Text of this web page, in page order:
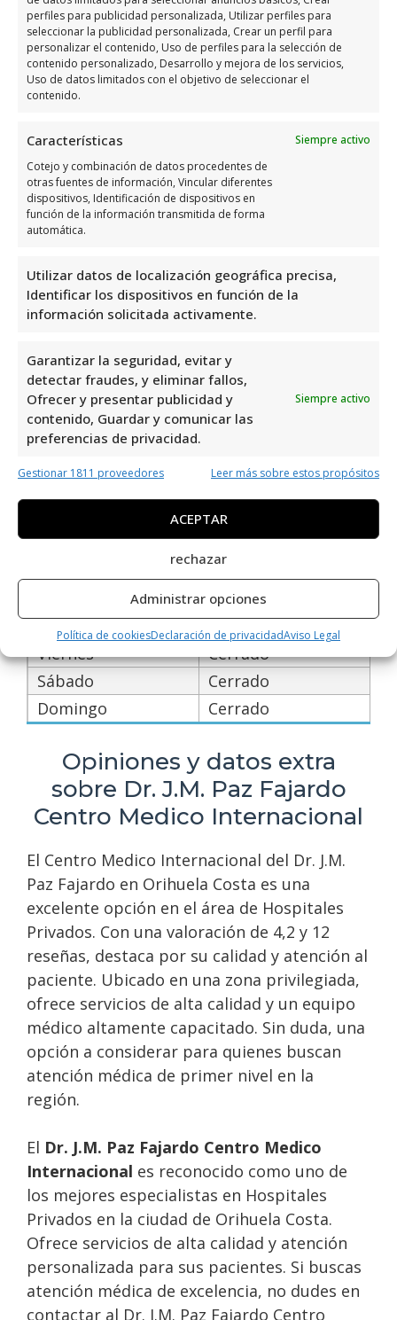
perfiles para publicidad personalizada, Utilizar perfiles para
seleccionar la publicidad personalizada, Crear un perfil para
personalizar el contenido, Uso de perfiles para la selección de
contenido personalizado, Desarrollo y mejora de los servicios,
Uso de datos limitados con el objetivo de seleccionar el
contenido.
Características
Siempre activo
Cotejo y combinación de datos procedentes de
otras fuentes de información, Vincular diferentes
dispositivos, Identificación de dispositivos en
función de la información transmitida de forma
automática.
Utilizar datos de localización geográfica precisa,
Identificar los dispositivos en función de la
información solicitada activamente.
Garantizar la seguridad, evitar y
detectar fraudes, y eliminar fallos,
Ofrecer y presentar publicidad y
contenido, Guardar y comunicar las
preferencias de privacidad.
Siempre activo
Gestionar 1811 proveedores Leer más sobre estos propósitos
ACEPTAR
rechazar
Administrar opciones
Política de cookiesDeclaración de privacidadAviso Legal
Internacionalse encuentra ubicado en
Urbanización Rocio del Mar, Villas Don
Quijote, s/n, 03185 Orihuela, Alicante,
Alicante, España, utiliza el siguiente
habilitar este contenido
Horario de atención de Dr. J.M.
Paz Fajardo Centro Medico
Internacional
Días Horario
Lunes
16:00 a 17:30
16:00 a 17:30
16:00 a 17:30
Jueves
16:00 a 17:30
Viernes
Cerrado
Sábado
Cerrado
Domingo
Cerrado
Opiniones y datos extra
sobre Dr. J.M. Paz Fajardo
Centro Medico Internacional
El Centro Medico Internacional del Dr. J.M.
Paz Fajardo en Orihuela Costa es una
excelente opción en el área de Hospitales
Privados. Con una valoración de 4,2 y 12
reseñas, destaca por su calidad y atención al
paciente. Ubicado en una zona privilegiada,
ofrece servicios de alta calidad y un equipo
médico altamente capacitado. Sin duda, una
opción a considerar para quienes buscan
atención médica de primer nivel en la
región.
El Dr. J.M. Paz Fajardo Centro Medico
Internacional es reconocido como uno de
los mejores especialistas en Hospitales
Privados en la ciudad de Orihuela Costa.
Ofrece servicios de alta calidad y atención
personalizada para sus pacientes. Si buscas
atención médica de excelencia, no dudes en
contactar al Dr. J.M. Paz Fajardo Centro